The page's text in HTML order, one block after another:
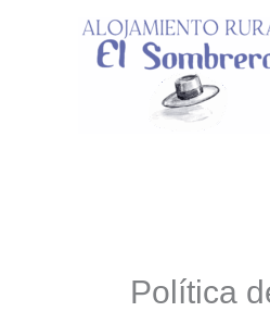
Política